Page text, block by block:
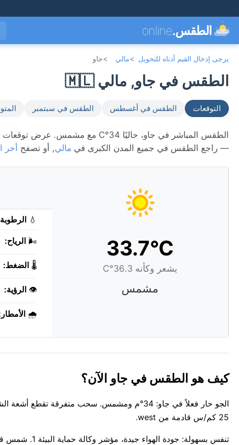
الطقس.online
يرجى إدخال القيم أدناه للتحويل >مالي >جاو
الطقس في جاو, مالي 🇲🇱
التوقعات الطقس في أغسطس الطقس في سبتمبر
الطقس المباشر في جاو، حاليًا 34°C مع مشمس. عرض توقعات 7 يومًا، الأحوال الجوية كل ساعة، ومؤشر جودة الهواء. جاو تقع في
— راجع الطقس في جميع المدن الكبرى في مالي, أو تصفح أحر
33.7°C
يشعر وكأنه 36.3°C
مشمس
💧
🌬️ الرياح:
🌡️ الضغط:
👁️ الرؤية:
🌧️
كيف هو الطقس في جاو الآن؟
25 كم/س قادمة من west.